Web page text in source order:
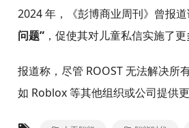
2024 年，《彭博商业周刊》曾报道
问题” ，促使其对儿童私信实施了更
报道称，尽管 ROOST 无法解决所
如 Roblox 等其他组织或公司提供更